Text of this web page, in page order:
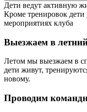
Дети ведут активную
Кроме тренировок дети
мероприятиях клуба
Выезжаем в
Летом мы выезжаем в
дети живут,
новому.
Проводим